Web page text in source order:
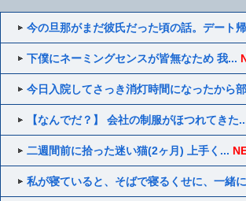
今の旦那がまだ彼氏だった頃の話。デート
下僕にネーミングセンスが皆無なため 我...
今日入院してさっき消灯時間になったから
【なんでだ？】 会社の制服がほつれてきた
二週間前に拾った迷い猫(2ヶ月) 上手く...
私が寝ていると、そばで寝るくせに、一緒